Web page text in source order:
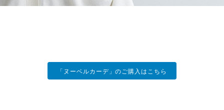
「ヌーベルカーデ」のご購入はこちら